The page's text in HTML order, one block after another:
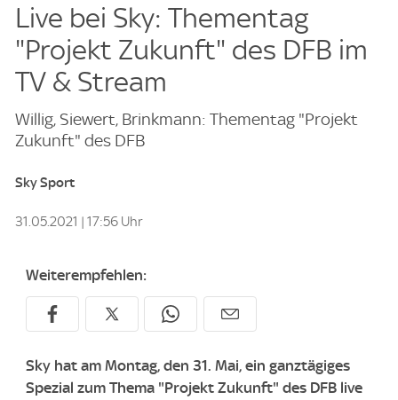
Live bei Sky: Thementag
"Projekt Zukunft" des DFB im
TV & Stream
Willig, Siewert, Brinkmann: Thementag "Projekt
Zukunft" des DFB
Sky Sport
31.05.2021 | 17:56 Uhr
Weiterempfehlen:
Sky hat am Montag, den 31. Mai, ein ganztägiges
Spezial zum Thema "Projekt Zukunft" des DFB live